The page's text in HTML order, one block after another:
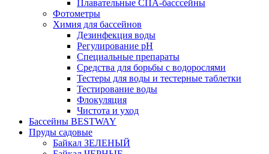
Плавательные СПА-басссейны
Фотометры
Химия для бассейнов
Дезинфекция воды
Регулирование pH
Специальные препараты
Средства для борьбы с водорослями
Тестеры для воды и тестерные таблетки
Тестирование воды
Флокуляция
Чистота и уход
Бассейны BESTWAY
Пруды садовые
Байкал ЗЕЛЕНЫЙ